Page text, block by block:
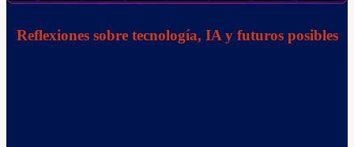
Reflexiones sobre tecnología, IA y futuros posibles